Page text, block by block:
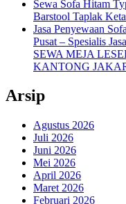
Sewa Sofa Hitam
Barstool Taplak
Jasa Penyewaan
Pusat – Spesialis
SEWA MEJA
KANTONG
Arsip
Agustus 2026
Juli 2026
Juni 2026
Mei 2026
April 2026
Maret 2026
Februari 2026